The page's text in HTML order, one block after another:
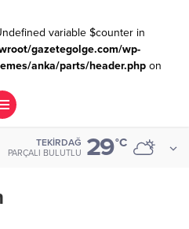
variable $counter in
gazetegolge.com/wp-
anka/parts/header.phpon
TEKIRDAĞ
PARÇALI BULUTLU 29°C